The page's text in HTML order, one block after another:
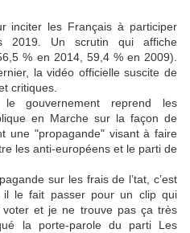
inciter les Français à participer
2019. Un scrutin qui affiche
% en 2014, 59,4 % en 2009).
la vidéo officielle suscite de
critiques.
le gouvernement reprend les
en Marche sur la façon de
une "propagande" visant à faire
les anti-européens et le parti de
sur les frais de l’tat, c’est
il le fait passer pour un clip qui
et je ne trouve pas ça très
la porte-parole du parti Les